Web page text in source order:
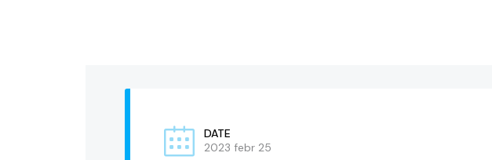
DATE
2023 febr 25